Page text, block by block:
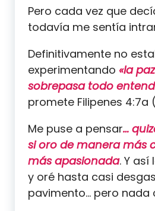
Pero cada vez que
todavía me sentía
Definitivamente no
experimentando «la
sobrepasa todo
promete Filipenes 4:7a
Me puse a pensar…
si oro de manera más
más apasionada. Y así
y oré hasta casi
pavimento… pero nada